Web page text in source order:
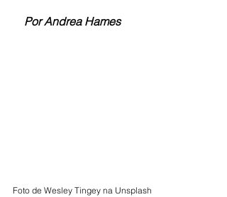
  Por Andrea Hames
Foto de Wesley Tingey na Unsplash